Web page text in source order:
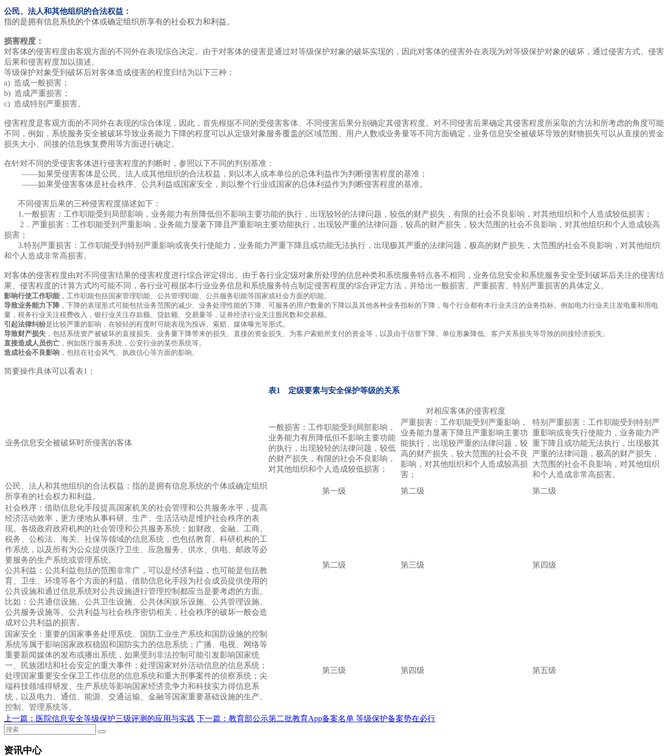
公民、法人和其他组织的合法权益：
指的是拥有信息系统的个体或确定组织所享有的社会权力和利益。
损害程度：
对客体的侵害程度由客观方面的不同外在表现综合决定。由于对客体的侵害是通过对等级保护对象的破坏实现的，因此对客体的侵害外在表现为对等级保护对象的破坏，通过侵害方式、侵害
后果和侵害程度加以描述。
等级保护对象受到破坏后对客体造成侵害的程度归结为以下三种：
a) 造成一般损害；
b) 造成严重损害；
c) 造成特别严重损害。
侵害程度是客观方面的不同外在表现的综合体现，因此，首先根据不同的受侵害客体、不同侵害后果分别确定其侵害程度。对不同侵害后果确定其侵害程度所采取的方法和所考虑的角度可能
不同，例如，系统服务安全被破坏导致业务能力下降的程度可以从定级对象服务覆盖的区域范围、用户人数或业务量等不同方面确定，业务信息安全被破坏导致的财物损失可以从直接的资金
损失大小、间接的信息恢复费用等方面进行确定。
在针对不同的受侵害客体进行侵害程度的判断时，参照以下不同的判别基准：
——如果受侵害客体是公民、法人或其他组织的合法权益，则以本人或本单位的总体利益作为判断侵害程度的基准；
——如果受侵害客体是社会秩序、公共利益或国家安全，则以整个行业或国家的总体利益作为判断侵害程度的基准。
不同侵害后果的三种侵害程度描述如下：
1.一般损害：工作职能受到局部影响，业务能力有所降低但不影响主要功能的执行，出现较轻的法律问题，较低的财产损失，有限的社会不良影响，对其他组织和个人造成较低损害；
2．严重损害：工作职能受到严重影响，业务能力显著下降且严重影响主要功能执行，出现较严重的法律问题，较高的财产损失，较大范围的社会不良影响，对其他组织和个人造成较高
损害；
3.特别严重损害：工作职能受到特别严重影响或丧失行使能力，业务能力严重下降且或功能无法执行，出现极其严重的法律问题，极高的财产损失，大范围的社会不良影响，对其他组织
和个人造成非常高损害。
对客体的侵害程度由对不同侵害结果的侵害程度进行综合评定得出。由于各行业定级对象所处理的信息种类和系统服务特点各不相同，业务信息安全和系统服务安全受到破坏后关注的侵害结
果、侵害程度的计算方式均可能不同，各行业可根据本行业业务信息和系统服务特点制定侵害程度的综合评定方法，并给出一般损害、严重损害、特别严重损害的具体定义。
影响行使工作职能，工作职能包括国家管理职能、公共管理职能、公共服务职能等国家或社会方面的职能。
导致业务能力下降 ，下降的表现形式可能包括业务范围的减少、业务处理性能的下降、可服务的用户数量的下降以及其他各种业务指标的下降，每个行业都有本行业关注的业务指标。例如电力行业关注发电量和用电
量，税务行业关注税费收入，银行业关注存款额、贷款额、交易量等，证券经济行业关注股民数和交易额。
引起法律纠纷是比较严重的影响，在较轻的程度时可能表现为投诉、索赔、媒体曝光等形式。
导致财产损失 ，包括系统资产被破坏的直接损失、业务量下降带来的损失、直接的资金损失、为客户索赔所支付的资金等，以及由于信誉下降、单位形象降低、客户关系损失等导致的间接经济损失。
直接造成人员伤亡 ，例如医疗服务系统，公安行业的某些系统等。
造成社会不良影响 ，包括在社会风气、执政信心等方面的影响。
简要操作具体可以看表1：
表1 定级要素与安全保护等级的关系
业务信息安全被破坏时所侵害的客体
对相应客体的侵害程度
一般损害：工作职能受到局部影响，
业务能力有所降低但不影响主要功能
的执行，出现较轻的法律问题，较低
的财产损失，有限的社会不良影响，
对其他组织和个人造成较低损害；
严重损害：工作职能受到严重影响，
业务能力显著下降且严重影响主要功
能执行，出现较严重的法律问题，较
高的财产损失，较大范围的社会不良
影响，对其他组织和个人造成较高损
害；
特别严重损害：工作职能受到特别严
重影响或丧失行使能力，业务能力严
重下降且或功能无法执行，出现极其
严重的法律问题，极高的财产损失，
大范围的社会不良影响，对其他组织
和个人造成非常高损害。
公民、法人和其他组织的合法权益：指的是拥有信息系统的个体或确定组织
所享有的社会权力和利益。
第一级 第二级
第二级
社会秩序：借助信息化手段提高国家机关的社会管理和公共服务水平，提高
经济活动效率，更方便地从事科研、生产、生活活动是维护社会秩序的表
现。各级政府政府机构的社会管理和公共服务系统：如财政、金融、工商、
税务、公检法、海关、社保等领域的信息系统，也包括教育、科研机构的工
作系统，以及所有为公众提供医疗卫生、应急服务、供水、供电、邮政等必
要服务的生产系统或管理系统。
公共利益：公共利益包括的范围非常广，可以是经济利益，也可能是包括教
育、卫生、环境等各个方面的利益。借助信息化手段为社会成员提供使用的
公共设施和通过信息系统对公共设施进行管理控制都应当是要考虑的方面。
比如：公共通信设施、公共卫生设施、公共休闲娱乐设施、公共管理设施、
公共服务设施等。公共利益与社会秩序密切相关，社会秩序的破坏一般会造
成对公共利益的损害。
第二级 第三级 第四级
国家安全：重要的国家事务处理系统、国防工业生产系统和国防设施的控制
系统等属于影响国家政权稳固和国防实力的信息系统；广播、电视、网络等
重要新闻媒体的发布或播出系统，如果受到非法控制可能引发影响国家统
一、民族团结和社会安定的重大事件；处理国家对外活动信息的信息系统；
处理国家重要安全保卫工作信息的信息系统和重大刑事案件的侦察系统；尖
端科技领域得研发、生产系统等影响国家经济竞争力和科技实力得信息系
统，以及电力、通信、能源、交通运输、金融等国家重要基础设施的生产、
控制、管理系统等。
第三级 第四级 第五级
上一篇： 医院信息安全等级保护三级评测的应用与实践 下一篇： 教育部公示第二批教育App备案名单 等级保护备案势在必行
资讯中心